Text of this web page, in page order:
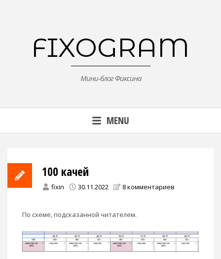
FIXOGRAM
Мини-блог Фиксина
MENU
100 качей
fixin 30.11.2022 8 комментариев
По схеме, подсказанной читателем.